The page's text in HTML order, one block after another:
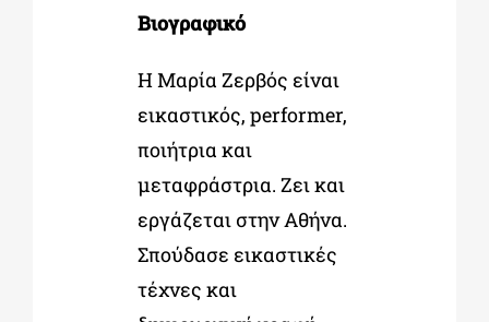
Βιογραφικό
Η Μαρία Ζερβός είναι
εικαστικός, performer,
ποιήτρια και
μεταφράστρια. Ζει και
εργάζεται στην Αθήνα.
Σπούδασε εικαστικές
τέχνες και